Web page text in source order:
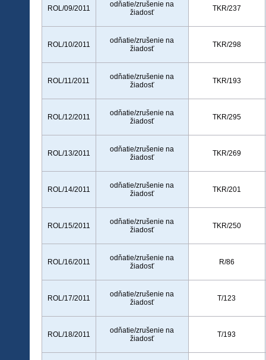
ROL/09/2011
odňatie/zrušenie na
žiadosť
TKR/237
ROL/10/2011
odňatie/zrušenie na
žiadosť
TKR/298
ROL/11/2011
odňatie/zrušenie na
žiadosť
TKR/193
ROL/12/2011
odňatie/zrušenie na
žiadosť
TKR/295
ROL/13/2011
odňatie/zrušenie na
žiadosť
TKR/269
ROL/14/2011
odňatie/zrušenie na
žiadosť
TKR/201
ROL/15/2011
odňatie/zrušenie na
žiadosť
TKR/250
ROL/16/2011
odňatie/zrušenie na
žiadosť
R/86
ROL/17/2011
odňatie/zrušenie na
žiadosť
T/123
ROL/18/2011
odňatie/zrušenie na
žiadosť
T/193